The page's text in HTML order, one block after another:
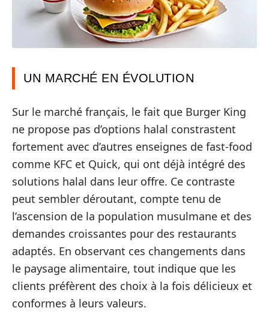
UN MARCHÉ EN ÉVOLUTION
Sur le marché français, le fait que Burger King
ne propose pas d’options halal constrastent
fortement avec d’autres enseignes de fast-food
comme KFC et Quick, qui ont déjà intégré des
solutions halal dans leur offre. Ce contraste
peut sembler déroutant, compte tenu de
l’ascension de la population musulmane et des
demandes croissantes pour des restaurants
adaptés. En observant ces changements dans
le paysage alimentaire, tout indique que les
clients préfèrent des choix à la fois délicieux et
conformes à leurs valeurs.